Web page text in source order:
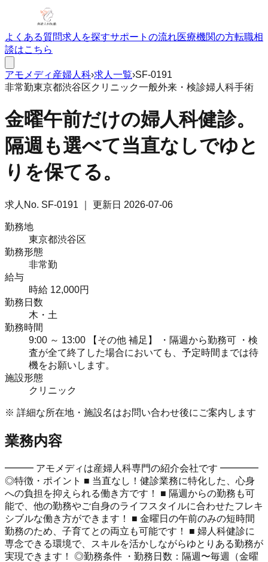
よくある質問求人を探すサポートの流れ医療機関の方転職相
談はこちら
アモメディ 産婦人科›求人一覧›SF-0191
非常勤東京都渋谷区クリニック一般外来・検診婦人科手術
金曜午前だけの婦人科健診。
隔週も選べて当直なしでゆと
りを保てる。
求人No. SF-0191 ｜ 更新日 2026-07-06
勤務地
東京都渋谷区
勤務形態
非常勤
給与
時給 12,000円
勤務日数
木・土
勤務時間
9:00 ～ 13:00 【その他 補足】 ・隔週から勤務可 ・検
査が全て終了した場合においても、予定時間までは待
機をお願いします。
施設形態
クリニック
※ 詳細な所在地・施設名はお問い合わせ後にご案内します
業務内容
━━━ アモメディは産婦人科専門の紹介会社です ━━━━
◎特徴・ポイント ■ 当直なし！健診業務に特化した、心身
への負担を抑えられる働き方です！ ■ 隔週からの勤務も可
能で、他の勤務やご自身のライフスタイルに合わせたフレキ
シブルな働き方ができます！ ■ 金曜日の午前のみの短時間
勤務のため、子育てとの両立も可能です！ ■ 婦人科健診に
専念できる環境で、スキルを活かしながらゆとりある勤務が
実現できます！ ◎勤務条件 ・勤務日数：隔週〜毎週（金曜